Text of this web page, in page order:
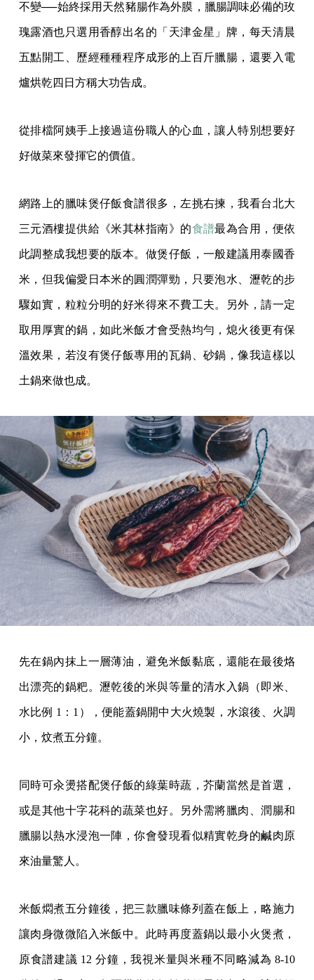
不變──始終採用天然豬腸作為外膜，臘腸調味必備的玫
瑰露酒也只選用香醇出名的「天津金星」牌，每天清晨
五點開工、歷經種種程序成形的上百斤臘腸，還要入電
爐烘乾四日方稱大功告成。
從排檔阿姨手上接過這份職人的心血，讓人特別想要好
好做菜來發揮它的價值。
網路上的臘味煲仔飯食譜很多，左挑右揀，我看台北大
三元酒樓提供給《米其林指南》的食譜最為合用，便依
此調整成我想要的版本。做煲仔飯，一般建議用泰國香
米，但我偏愛日本米的圓潤彈勁，只要泡水、瀝乾的步
驟如實，粒粒分明的好米得來不費工夫。另外，請一定
取用厚實的鍋，如此米飯才會受熱均勻，熄火後更有保
溫效果，若沒有煲仔飯專用的瓦鍋、砂鍋，像我這樣以
土鍋來做也成。
先在鍋內抹上一層薄油，避免米飯黏底，還能在最後烙
出漂亮的鍋粑。瀝乾後的米與等量的清水入鍋（即米、
水比例 1：1），便能蓋鍋開中大火燒製，水滾後、火調
小，炆煮五分鐘。
同時可汆燙搭配煲仔飯的綠葉時蔬，芥蘭當然是首選，
或是其他十字花科的蔬菜也好。另外需將臘肉、潤腸和
臘腸以熱水浸泡一陣，你會發現看似精實乾身的鹹肉原
來油量驚人。
米飯燜煮五分鐘後，把三款臘味條列蓋在飯上，略施力
讓肉身微微陷入米飯中。此時再度蓋鍋以最小火煲煮，
原食譜建議 12 分鐘，我視米量與米種不同略減為 8-10